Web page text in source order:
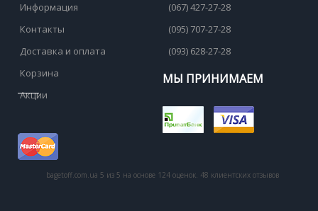
Информация
Контакты
Доставка и оплата
Корзина
Акции
(067) 427-27-28
(095) 707-27-28
(093) 628-27-28
МЫ ПРИНИМАЕМ
bagetoff.com.ua 5 из 5 на основе 124 оценок. 48 клиентских отзывов